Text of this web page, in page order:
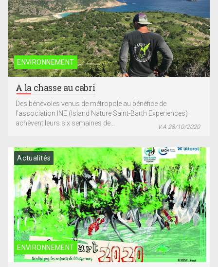
ENVIRONNEMENT
A la chasse au cabri
Des bénévoles venus de métropole au bénéfice de
l’association INE (Island Nature Saint-Barth Experiences)
achèvent leurs six semaines de...
V.A 28/10/2020
ENVIRONNEMENT
Actualités